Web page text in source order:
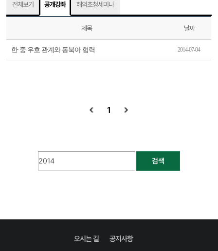
전체보기 공개강좌 해외초청세미나
제목 날짜
한·중 우호 관계와 동북아 협력 2014-07-04
1
검색
오시는 길 공지사항